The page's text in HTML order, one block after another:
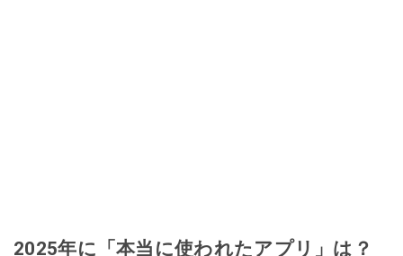
2025年に「本当に使われたアプリ」は？